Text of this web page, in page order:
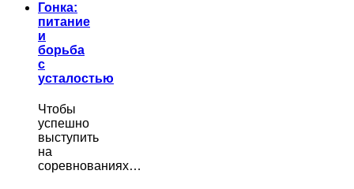
Гонка:
питание
и
борьба
с
усталостью
Чтобы
успешно
выступить
на
соревнованиях…